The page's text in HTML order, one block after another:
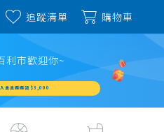
追蹤清單 購物車
利市歡迎你~
會員週週領 $3,000